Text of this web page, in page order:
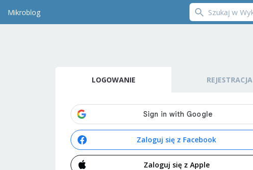
Mikroblog
LOGOWANIE REJESTRACJA
Zaloguj się z Facebook
Zaloguj się z Apple